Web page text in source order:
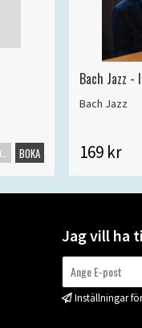
Maxisingel BOKA
Bach Jazz -
Bach Jazz
169 kr
Jag vill ha
Inställningar